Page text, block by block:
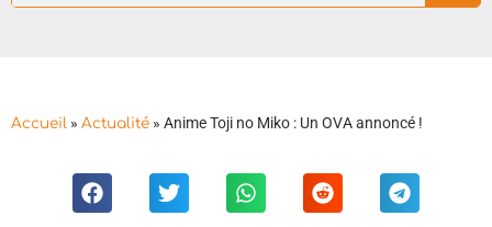
Accueil » Actualité » Anime Toji no Miko : Un OVA annoncé !